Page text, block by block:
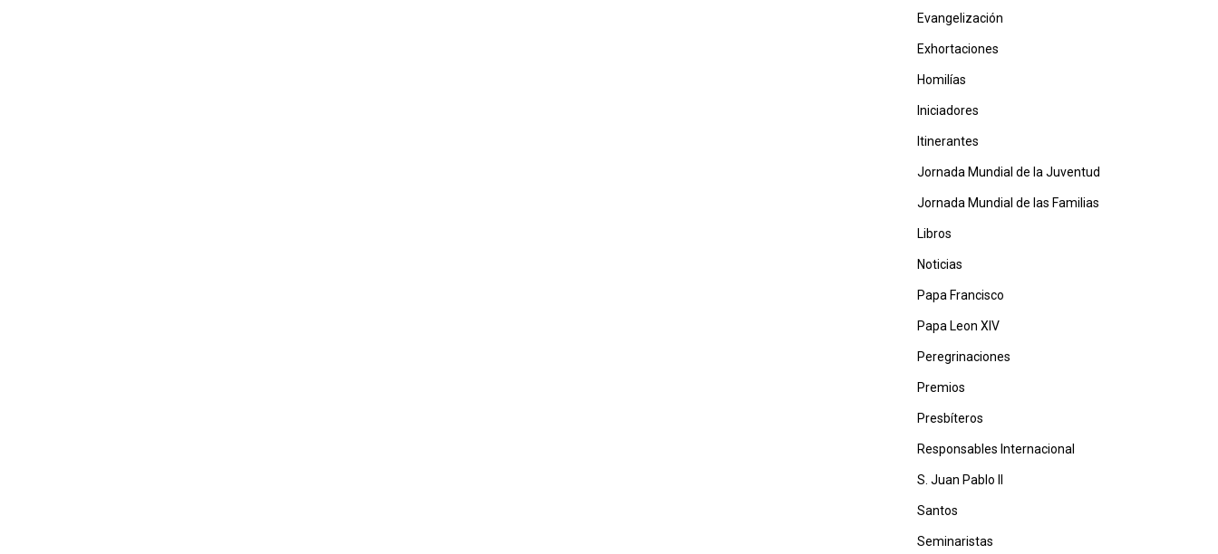
Evangelización
Exhortaciones
Homilías
Iniciadores
Itinerantes
Jornada Mundial de la Juventud
Jornada Mundial de las Familias
Libros
Noticias
Papa Francisco
Papa Leon XIV
Peregrinaciones
Premios
Presbíteros
Responsables Internacional
S. Juan Pablo II
Santos
Seminaristas